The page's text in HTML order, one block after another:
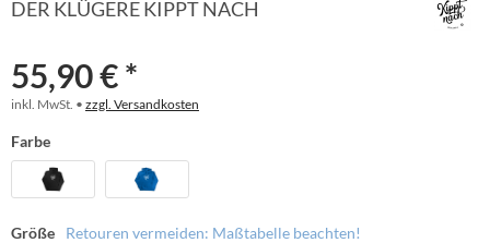
DER KLÜGERE KIPPT NACH
55,90 € *
inkl. MwSt. • zzgl. Versandkosten
Farbe
Größe Retouren vermeiden: Maßtabelle beachten!